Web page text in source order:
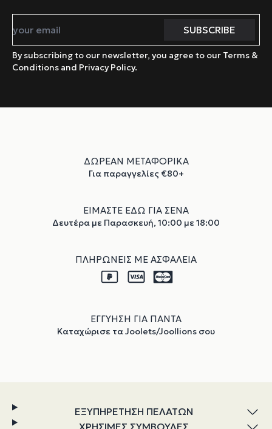
By subscribing to our newsletter, you agree to our Terms &
Conditions and Privacy Policy.
ΔΩΡΕΑΝ ΜΕΤΑΦΟΡΙΚΑ
Για παραγγελίες €80+
ΕΙΜΑΣΤΕ ΕΔΩ ΓΙΑ ΣΕΝΑ
Δευτέρα με Παρασκευή, 10:00 με 18:00
ΠΛΗΡΩΝΕΙΣ ΜΕ ΑΣΦΑΛΕΙΑ
ΕΓΓΥΗΣΗ ΓΙΑ ΠΑΝΤΑ
Καταχώρισε τα Joolets/Joollions σου
ΕΞΥΠΗΡΕΤΗΣΗ ΠΕΛΑΤΩΝ
ΧΡΗΣΙΜΕΣ ΣΥΜΒΟΥΛΕΣ